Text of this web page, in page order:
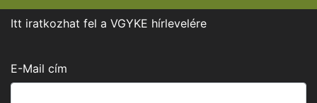
Itt iratkozhat fel a VGYKE hírlevelére
E-Mail cím